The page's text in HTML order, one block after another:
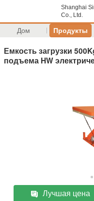
Shanghai
Co., Ltd.
Дом Продукты
Емкость загрузки
подъема HW
Лучшая цена